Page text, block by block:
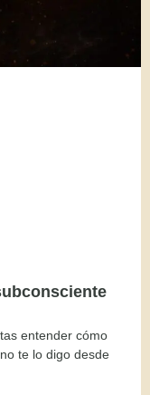
entender cómo
te lo digo desde